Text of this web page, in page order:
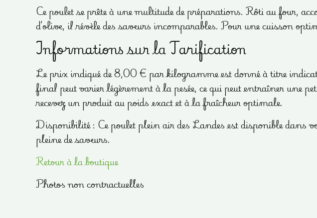
Ce poulet se prête à une multitude de préparations. Rôti au four,
d’olive, il révèle des saveurs incomparables. Pour une cuisson
Informations sur la Tarification
Le prix indiqué de 8,00 € par kilogramme est donné à titre
final peut varier légèrement à la pesée, ce qui peut entraîner une
recevez un produit au poids exact et à la fraîcheur optimale.
Disponibilité : Ce poulet plein air des Landes est disponible
pleine de saveurs.
Retour à la boutique
Photos non contractuelles